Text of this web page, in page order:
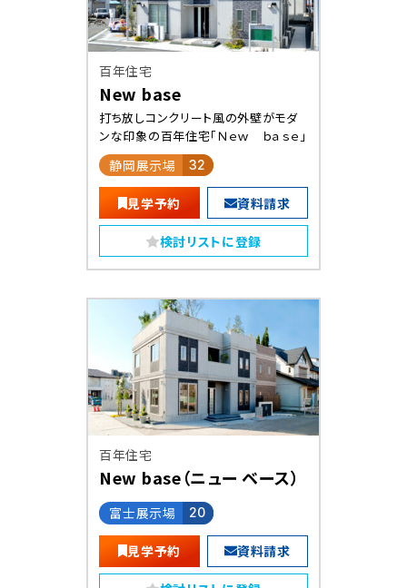
百年住宅
New base
打ち放しコンクリート風の外壁がモダ
ンな印象の百年住宅「Ｎｅｗ ｂａｓｅ」
静岡展示場 32
見学予約 資料請求
検討リストに登録
百年住宅
New base（ニュー ベース）
富士展示場 20
見学予約 資料請求